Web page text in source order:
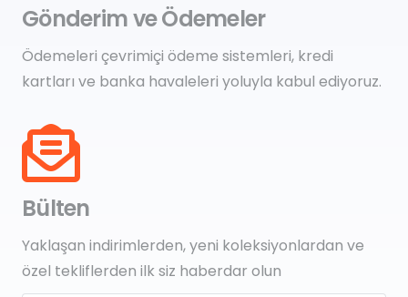
Gönderim ve Ödemeler
Ödemeleri çevrimiçi ödeme sistemleri, kredi
kartları ve banka havaleleri yoluyla kabul ediyoruz.
Bülten
Yaklaşan indirimlerden, yeni koleksiyonlardan ve
özel tekliflerden ilk siz haberdar olun